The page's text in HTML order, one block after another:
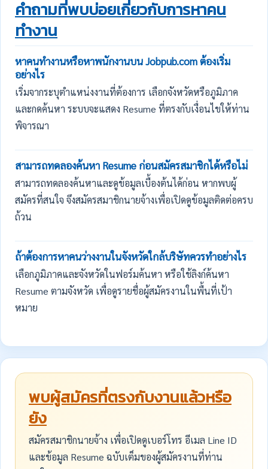
คำถามที่พบบ่อยเกี่ยวกับการหาคน
ทำงาน
หาคนทำงานหรือหาพนักงานบน Jobpub.com ต้องเริ่ม
อย่างไร
เริ่มจากระบุตำแหน่งงานที่ต้องการ เลือกจังหวัดหรือภูมิภาค
และกดค้นหา ระบบจะแสดง Resume ที่ตรงกับเงื่อนไขให้ท่าน
พิจารณา
สามารถทดลองค้นหา Resume ก่อนสมัครสมาชิกได้หรือไม่
สามารถทดลองค้นหาและดูข้อมูลเบื้องต้นได้ก่อน หากพบผู้
สมัครที่สนใจ จึงสมัครสมาชิกนายจ้างเพื่อเปิดดูข้อมูลติดต่อครบ
ถ้วน
ถ้าต้องการหาคนว่างงานในจังหวัดใกล้บริษัทควรทำอย่างไร
เลือกภูมิภาคและจังหวัดในฟอร์มค้นหา หรือใช้ลิงก์ค้นหา
Resume ตามจังหวัด เพื่อดูรายชื่อผู้สมัครงานในพื้นที่เป้า
หมาย
พบผู้สมัครที่ตรงกับงานแล้วหรือ
ยัง
สมัครสมาชิกนายจ้าง เพื่อเปิดดูเบอร์โทร อีเมล Line ID
และข้อมูล Resume ฉบับเต็มของผู้สมัครงานที่ท่าน